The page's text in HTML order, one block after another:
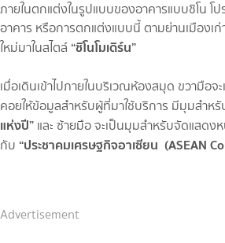
ภายในตกแต่งในรูปแบบของอาคารแบบชิโน โ
อาคาร หรือการตกแต่งแบบนี้ ตามย่านเมืองเ
ใหม่มาในสไตล์ “ชิโนโมเดิร์น”
เมื่อเดินเข้าไปภายในบริเวณห้องสมุด ขวามือจะ
คอยให้ข้อมูลสำหรับผู้ที่มาใช้บริการ มีมุมสำหรั
แห่งปี” และ ซ้ายมือ จะเป็นมุมสำหรับจัดแสดง
กับ “ประชาคมเศรษฐกิจอาเซียน (ASEAN
Advertisement